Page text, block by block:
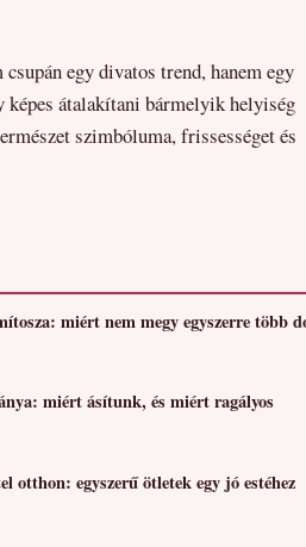
egy divatos trend, hanem egy
átalakítani bármelyik helyiség
szimbóluma, frissességet és
miért nem megy egyszerre több
miért ásítunk, és miért ragályos
otthon: egyszerű ötletek egy jó estéhez